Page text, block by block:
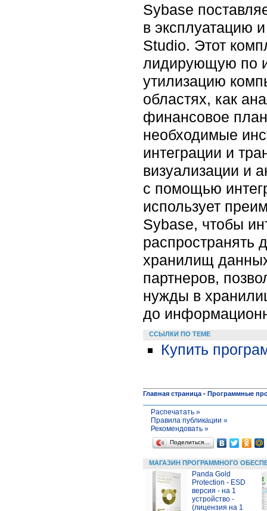
Sybase
в эксплуатацию
Studio. Этот
лидирующую по
утилизацию
областях, как
финансовое
необходимые
интеграции и
визуализации и
с помощью
использует
Sybase, чтобы
распространять
хранилищ
партнеров,
нужды в
до
ССЫЛКИ ПО ТЕМЕ
Купить
Главная страница - Программные
Распечатать »
Правила публикации »
Рекомендовать »
Поделиться…
МАГАЗИН ПРОГРАММНОГО
Panda Gold
Protection - ESD
версия - на 1
устройство -
(лицензия на 1